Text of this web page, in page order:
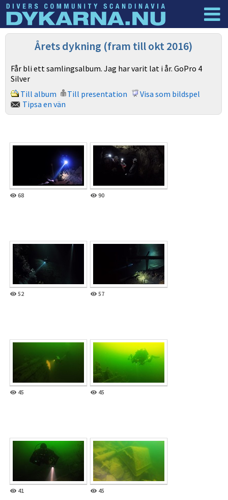
Dyknyheter Logga in
Årets dykning (fram till okt 2016)
Får bli ett samlingsalbum. Jag har varit lat i år. GoPro 4
Silver
Till album
Till presentation
Visa som bildspel
Tipsa en vän
68 90
52 57
45 45
41 45